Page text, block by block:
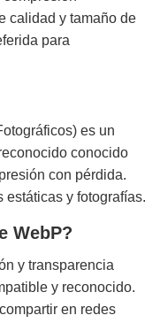
calidad y tamaño de
para
es un
conocido
con pérdida.
estáticas y fotografías.
WebP?
y transparencia
y reconocido.
en redes